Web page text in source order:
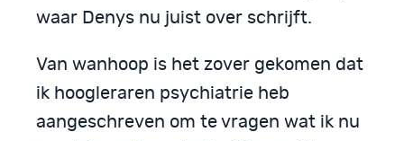
waar Denys nu juist over schrijft.
Van wanhoop is het zover gekomen dat
ik hoogleraren psychiatrie heb
aangeschreven om te vragen wat ik nu